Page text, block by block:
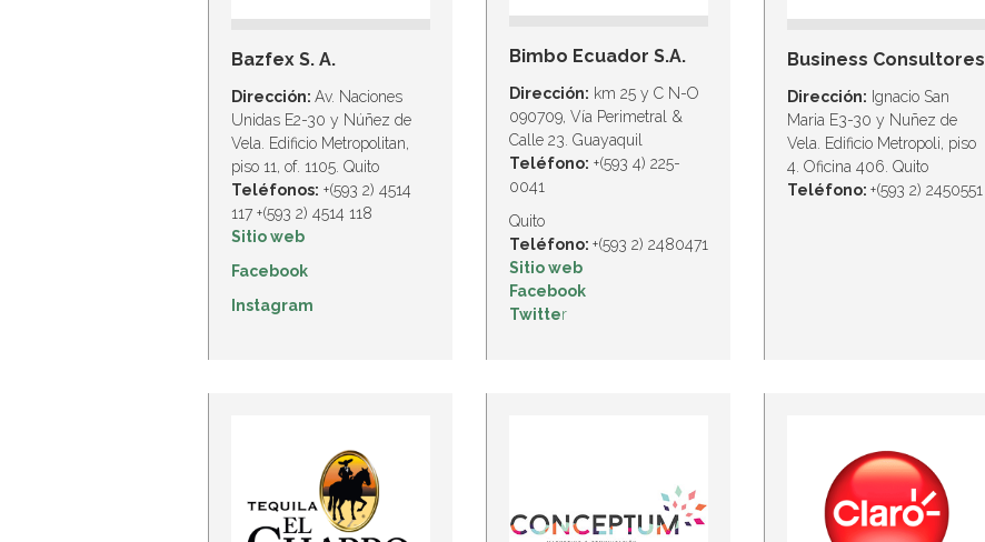
Bazfex S. A.
Dirección: Av. Naciones
Unidas E2-30 y Núñez de
Vela. Edificio Metropolitan,
piso 11, of. 1105. Quito
Teléfonos: +(593 2) 4514
117 +(593 2) 4514 118
Sitio web
Facebook
Instagram
Bimbo Ecuador S.A.
Dirección: km 25 y C N-O
090709, Vía Perimetral &
Calle 23. Guayaquil
Teléfono: +(593 4) 225-
0041
Quito
Teléfono: +(593 2) 2480471
Sitio web
Facebook
Twitter
Business Consultores
Dirección: Ignacio San
Maria E3-30 y Nuñez de
Vela. Edificio Metropoli, piso
4. Oficina 406. Quito
Teléfono: +(593 2) 2450551